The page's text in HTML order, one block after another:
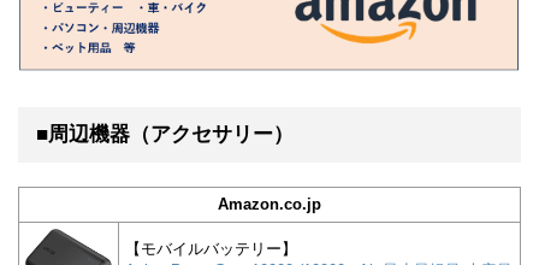
■周辺機器（アクセサリー）
Amazon.co.jp
【モバイルバッテリー】